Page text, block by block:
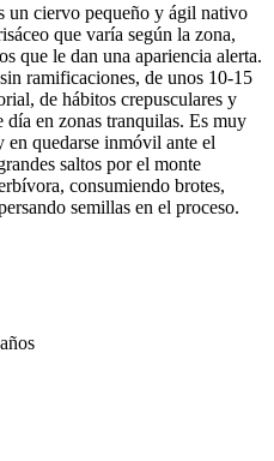
un ciervo pequeño y ágil nativo
que varía según la zona,
que le dan una apariencia alerta.
ramificaciones, de unos 10-15
de hábitos crepusculares y
día en zonas tranquilas. Es muy
quedarse inmóvil ante el
saltos por el monte
consumiendo brotes,
semillas en el proceso.